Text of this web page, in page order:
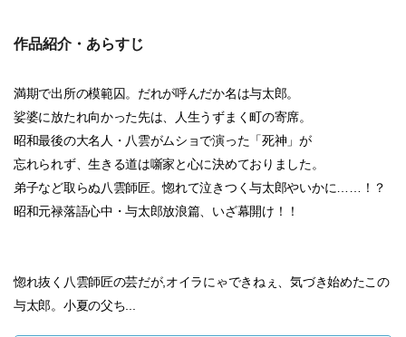
作品紹介・あらすじ
満期で出所の模範囚。だれが呼んだか名は与太郎。
娑婆に放たれ向かった先は、人生うずまく町の寄席。
昭和最後の大名人・八雲がムショで演った「死神」が
忘れられず、生きる道は噺家と心に決めておりました。
弟子など取らぬ八雲師匠。惚れて泣きつく与太郎やいかに……！？
昭和元禄落語心中・与太郎放浪篇、いざ幕開け！！
惚れ抜く八雲師匠の芸だが,オイラにゃできねぇ、気づき始めたこの
与太郎。小夏の父ち...